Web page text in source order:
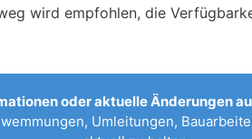
wird empfohlen, die
oder aktuelle Änderungen
Umleitungen,